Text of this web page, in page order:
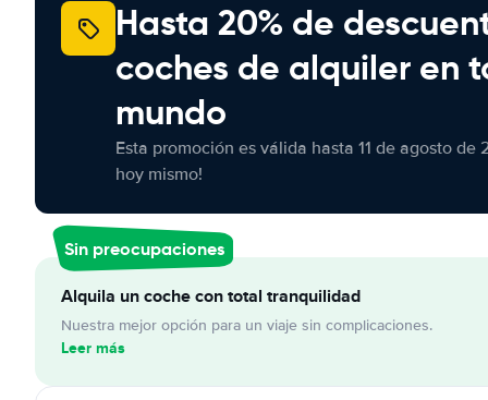
Hasta 20% de
coches de alquiler en
mundo
Esta promoción es válida hasta 11 de agosto de
hoy mismo!
Sin preocupaciones
Alquila un coche con total tranquilidad
Nuestra mejor opción para un viaje sin complicaciones.
Leer más